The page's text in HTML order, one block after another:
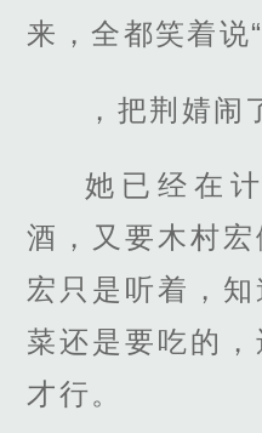
来，全都笑着说
，把荆婧闹
她已经在
酒，又要木村
宏只是听着，
菜还是要吃的
才行。